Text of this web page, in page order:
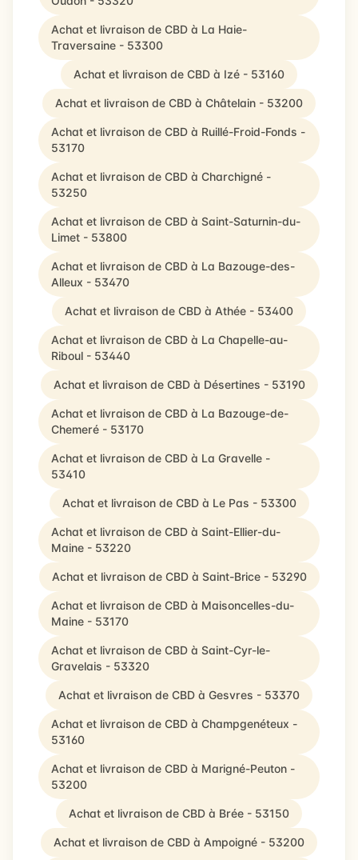
Achat et livraison de CBD à La Haie-
Traversaine - 53300
Achat et livraison de CBD à Izé - 53160
Achat et livraison de CBD à Châtelain - 53200
Achat et livraison de CBD à Ruillé-Froid-Fonds -
53170
Achat et livraison de CBD à Charchigné -
53250
Achat et livraison de CBD à Saint-Saturnin-du-
Limet - 53800
Achat et livraison de CBD à La Bazouge-des-
Alleux - 53470
Achat et livraison de CBD à Athée - 53400
Achat et livraison de CBD à La Chapelle-au-
Riboul - 53440
Achat et livraison de CBD à Désertines - 53190
Achat et livraison de CBD à La Bazouge-de-
Chemeré - 53170
Achat et livraison de CBD à La Gravelle -
53410
Achat et livraison de CBD à Le Pas - 53300
Achat et livraison de CBD à Saint-Ellier-du-
Maine - 53220
Achat et livraison de CBD à Saint-Brice - 53290
Achat et livraison de CBD à Maisoncelles-du-
Maine - 53170
Achat et livraison de CBD à Saint-Cyr-le-
Gravelais - 53320
Achat et livraison de CBD à Gesvres - 53370
Achat et livraison de CBD à Champgenéteux -
53160
Achat et livraison de CBD à Marigné-Peuton -
53200
Achat et livraison de CBD à Brée - 53150
Achat et livraison de CBD à Ampoigné - 53200